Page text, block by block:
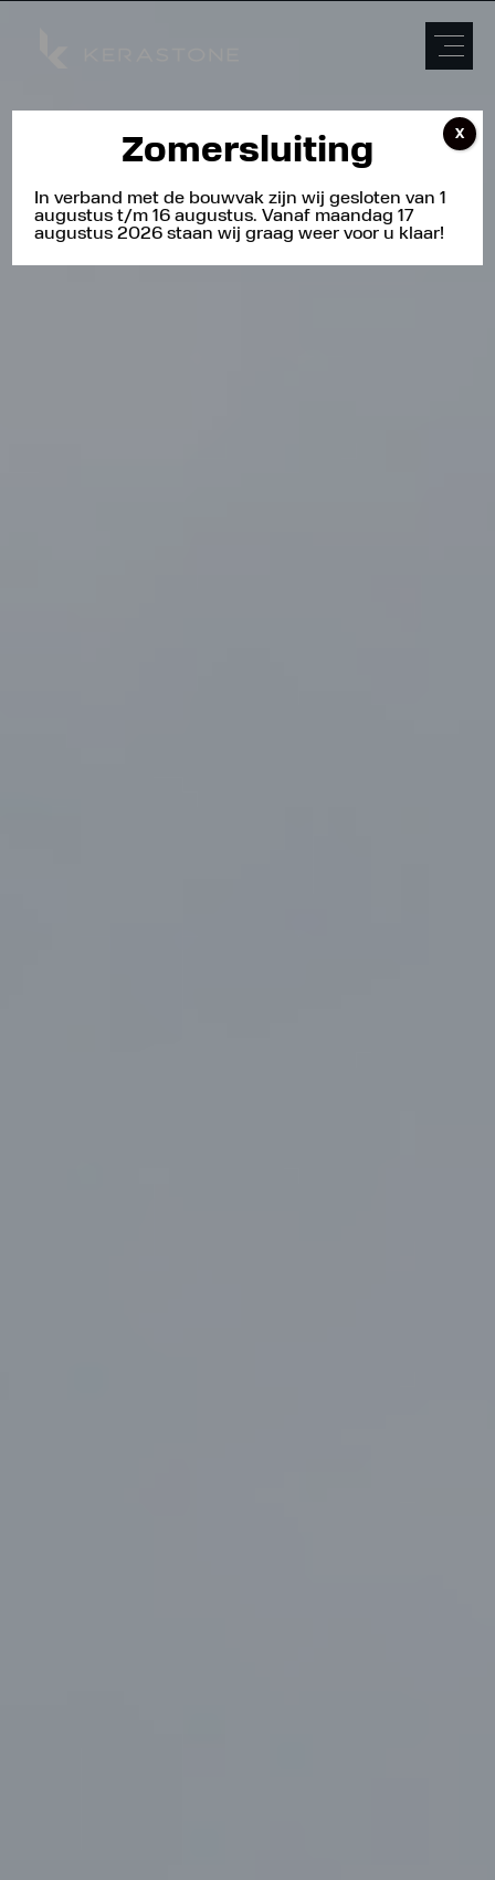
Zomersluiting
In verband met de bouwvak zijn wij gesloten van 1
augustus t/m 16 augustus. Vanaf maandag 17
augustus 2026 staan wij graag weer voor u klaar!
X